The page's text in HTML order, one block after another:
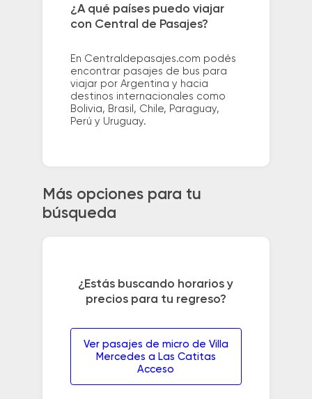
¿A qué países puedo viajar
con Central de Pasajes?
En Centraldepasajes.com podés
encontrar pasajes de bus para
viajar por Argentina y hacia
destinos internacionales como
Bolivia, Brasil, Chile, Paraguay,
Perú y Uruguay.
Más opciones para tu
búsqueda
¿Estás buscando horarios y
precios para tu regreso?
Ver pasajes de micro de Villa
Mercedes a Las Catitas
Acceso